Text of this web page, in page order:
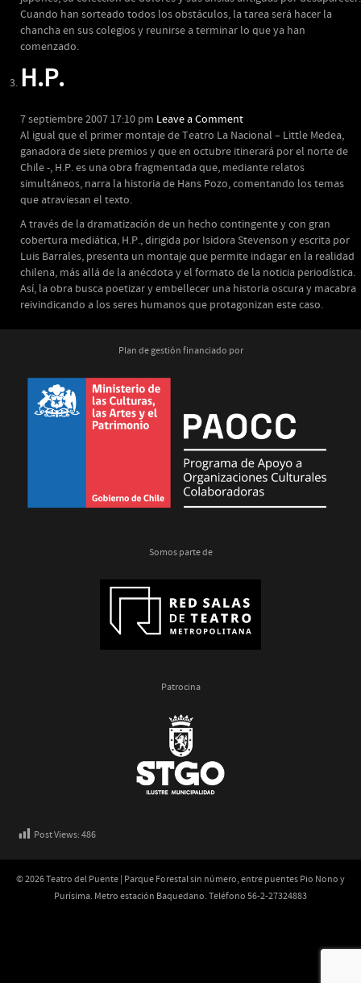
Cuando han sorteado todos los obstáculos, la tarea será hacer la
chancha en sus colegios y reunirse a terminar lo que ya han
comenzado.
H.P.
7 septiembre 2007 17:10 pm Leave a Comment
Al igual que el primer montaje de Teatro La Nacional – Little Medea,
ganadora de siete premios y que en octubre itinerará por el norte de
Chile -, H.P. es una obra fragmentada que, mediante relatos
simultáneos, narra la historia de Hans Pozo, comentando los temas
que atraviesan el texto.
A través de la dramatización de un hecho contingente y con gran
cobertura mediática, H.P., dirigida por Isidora Stevenson y escrita por
Luis Barrales, presenta un montaje que permite indagar en la realidad
chilena, más allá de la anécdota y el formato de la noticia periodística.
Así, la obra busca poetizar y embellecer una historia oscura y macabra
reivindicando a los seres humanos que protagonizan este caso.
Plan de gestión financiado por
Somos parte de
Patrocina
Post Views:486
© 2026 Teatro del Puente | Parque Forestal sin número, entre puentes Pio Nono y
Purísima. Metro estación Baquedano. Teléfono 56-2-27324883